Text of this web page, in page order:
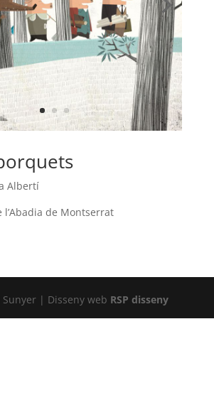
Albertí
l’Abadia de Montserrat
| Disseny web RSP disseny